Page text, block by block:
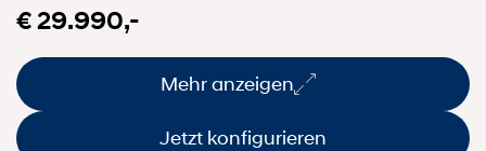
€ 29.990,-
Mehr anzeigen
Jetzt konfigurieren